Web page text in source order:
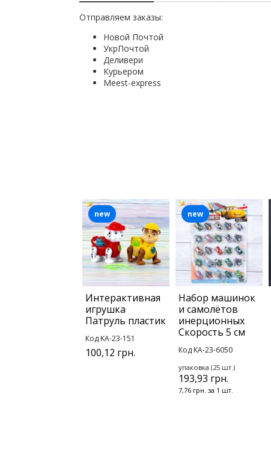
Отправляем заказы:
Новой Почтой
УкрПочтой
Деливери
Курьером
Мeest-express
Интерактивная
игрушка
Патруль пластик
Код KA-23-151
100,12 грн.
new
Набор машинок
и самолётов
инерционных
Скорость 5 см
Код KA-23-6050
упаковка (25 шт.)
193,93 грн.
7,76 грн. за 1 шт.
new